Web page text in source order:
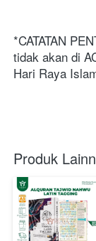
*CATATAN
tidak akan di
Hari Raya
Produk